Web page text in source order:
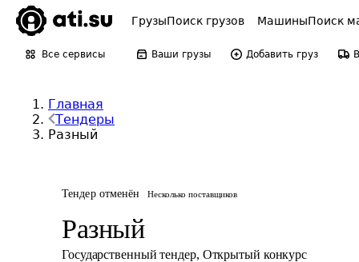
ГрузыПоиск грузов МашиныПоиск
Все сервисы Ваши грузы Добавить груз
Главная
Тендеры
Разный
Тендер отменён Несколько поставщиков
Разный
Государственный тендер, Открытый конкурс